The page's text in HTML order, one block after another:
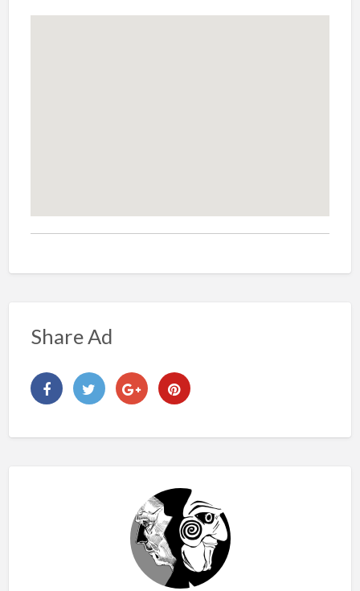
Share Ad